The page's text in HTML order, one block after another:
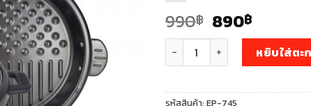
990฿ Original
price
was:
990฿.
890฿
price
is:
890฿.
จำนวน กระทะ/หม้ออเนกประสง
หยิบใส่ตะ
รหัสสินค้า: EP-745